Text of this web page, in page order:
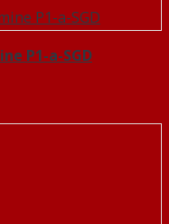
P1-a-SGD